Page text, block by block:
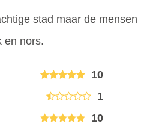
stad maar de mensen
en nors.
10
1
10